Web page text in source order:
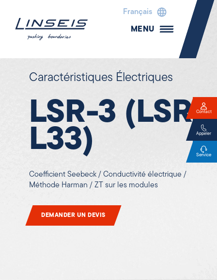
Français
MENU
Caractéristiques Électriques
LSR-3 (LSR
L33)
Coefficient Seebeck / Conductivité électrique /
Méthode Harman / ZT sur les modules
DEMANDER UN DEVIS
Contact
Appeler
Service